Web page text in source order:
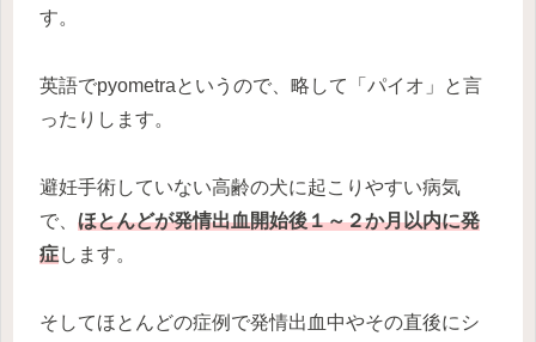
す。
英語でpyometraというので、略して「パイオ」と言
ったりします。
避妊手術していない高齢の犬に起こりやすい病気
で、 ほとんどが発情出血開始後１～２か月以内に発
症します。
そしてほとんどの症例で発情出血中やその直後にシ